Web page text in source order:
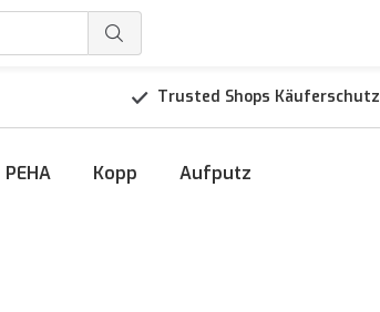
Trusted Shops Käuferschutz
PEHA Kopp Aufputz